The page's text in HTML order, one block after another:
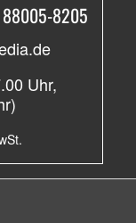
88005-8205
Uhr,